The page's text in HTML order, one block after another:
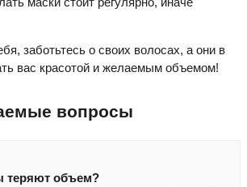
заботьтесь о своих волосах, а они в
вас красотой и желаемым объемом!
вопросы
теряют объем?